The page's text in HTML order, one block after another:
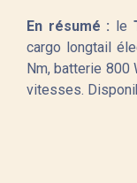
En résumé : le
cargo longtail
Nm, batterie 800
vitesses.